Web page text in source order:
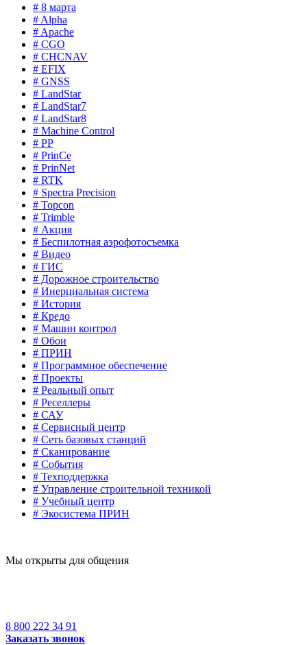
# 8 марта
# Alpha
# Apache
# CGO
# CHCNAV
# EFIX
# GNSS
# LandStar
# LandStar7
# LandStar8
# Machine Control
# PP
# PrinCe
# PrinNet
# RTK
# Spectra Precision
# Topcon
# Trimble
# Акция
# Беспилотная аэрофотосъемка
# Видео
# ГИС
# Дорожное строительство
# Инерциальная система
# История
# Кредо
# Машин контрол
# Обои
# ПРИН
# Программное обеспечение
# Проекты
# Реальный опыт
# Реселлеры
# САУ
# Сервисный центр
# Сеть базовых станций
# Сканирование
# События
# Техподдержка
# Управление строительной техникой
# Учебный центр
# Экосистема ПРИН
Мы открыты для общения
8 800 222 34 91
Заказать звонок